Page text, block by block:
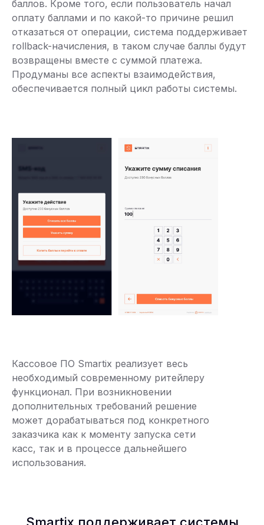
баллов. Кроме того, если пользователь начал
оплату баллами и по какой-то причине решил
отказаться от операции, система поддерживает
rollback-начисления, в таком случае баллы будут
возвращены вместе с суммой платежа.
Продуманы все аспекты взаимодействия,
обеспечивается полный цикл работы системы.
Кассовое ПО Smartix реализует весь
необходимый современному ритейлеру
функционал. При возникновении
дополнительных требований решение
может дорабатываться под конкретного
заказчика как к моменту запуска сети
касс, так и в процессе дальнейшего
использования.